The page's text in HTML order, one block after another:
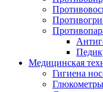
Медицинская
Гигиена
Глюкометры